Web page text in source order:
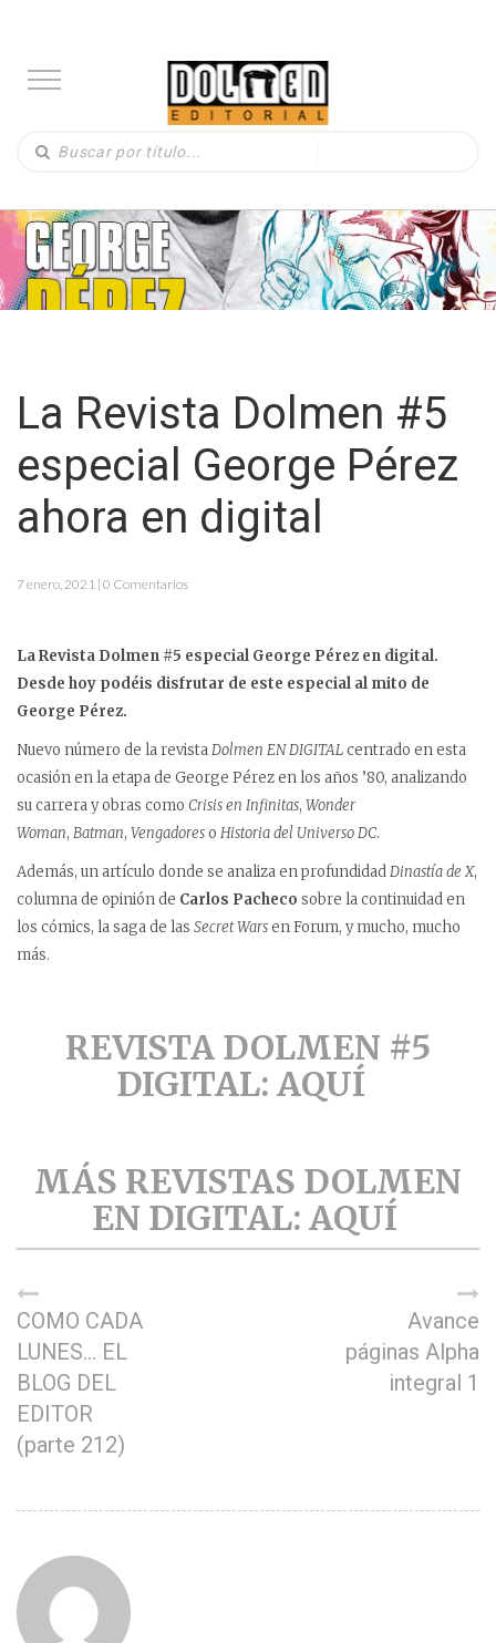
La Revista Dolmen #5
especial George Pérez
ahora en digital
7 enero, 2021 | 0 Comentarios
La Revista Dolmen #5 especial George Pérez en digital.
Desde hoy podéis disfrutar de este especial al mito de
George Pérez.
Nuevo número de la revistaDolmen EN DIGITALcentrado en esta
ocasión en la etapa de George Pérez en los años ’80, analizando
su carrera y obras como Crisis en Infinitas, Wonder
Woman, Batman, Vengadoreso Historia del Universo DC.
Además, un artículo donde se analiza en profundidadDinastía de X,
columna de opinión de Carlos Pacheco sobre la continuidad en
los cómics, la saga de las Secret Warsen Forum, y mucho, mucho
más.
REVISTA DOLMEN #5
DIGITAL: AQUÍ
MÁS REVISTAS DOLMEN
EN DIGITAL: AQUÍ
COMO CADA
LUNES… EL
BLOG DEL
EDITOR
(parte 212)
Avance
páginas Alpha
integral 1